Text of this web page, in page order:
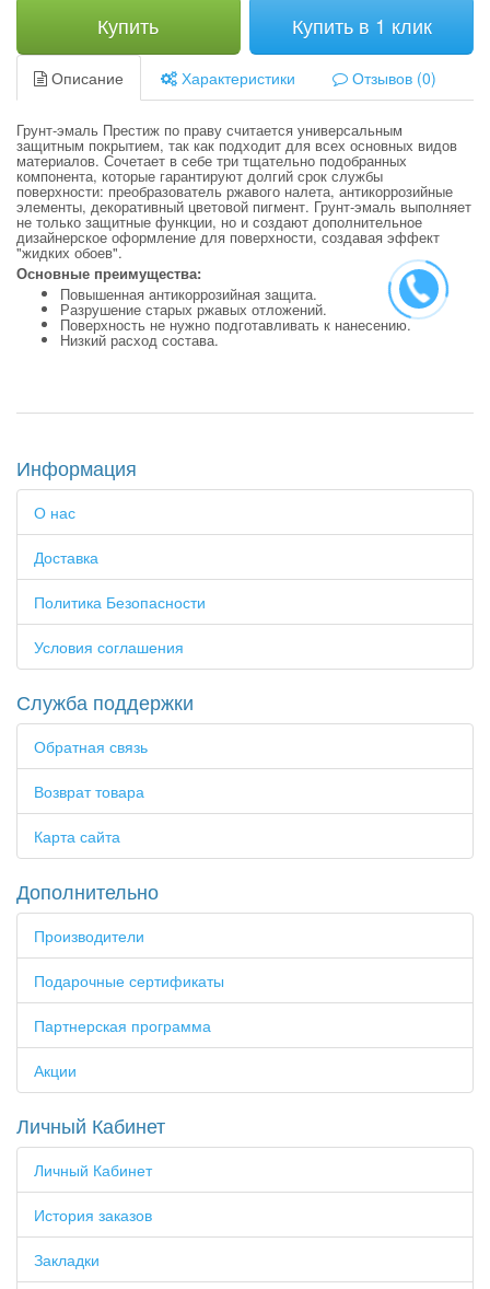
Купить
Купить в 1 клик
Описание Характеристики Отзывов (0)
Грунт-эмаль Престиж по праву считается универсальным
защитным покрытием, так как подходит для всех основных видов
материалов. Сочетает в себе три тщательно подобранных
компонента, которые гарантируют долгий срок службы
поверхности: преобразователь ржавого налета, антикоррозийные
элементы, декоративный цветовой пигмент. Грунт-эмаль выполняет
не только защитные функции, но и создают дополнительное
дизайнерское оформление для поверхности, создавая эффект
"жидких обоев".
Основные преимущества:
Повышенная антикоррозийная защита.
Разрушение старых ржавых отложений.
Поверхность не нужно подготавливать к нанесению.
Низкий расход состава.
Информация
О нас
Доставка
Политика Безопасности
Условия соглашения
Служба поддержки
Обратная связь
Возврат товара
Карта сайта
Дополнительно
Производители
Подарочные сертификаты
Партнерская программа
Акции
Личный Кабинет
Личный Кабинет
История заказов
Закладки